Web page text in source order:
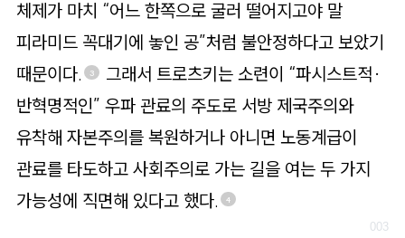
체제가 마치 “어느 한쪽으로 굴러 떨어지고야 말
피라미드 꼭대기에 놓인 공”처럼 불안정하다고 보았기
때문이다.
3
그래서 트로츠키는 소련이 “파시스트적·
반혁명적인” 우파 관료의 주도로 서방 제국주의와
유착해 자본주의를 복원하거나 아니면 노동계급이
관료를 타도하고 사회주의로 가는 길을 여는 두 가지
가능성에 직면해 있다고 했다.
4